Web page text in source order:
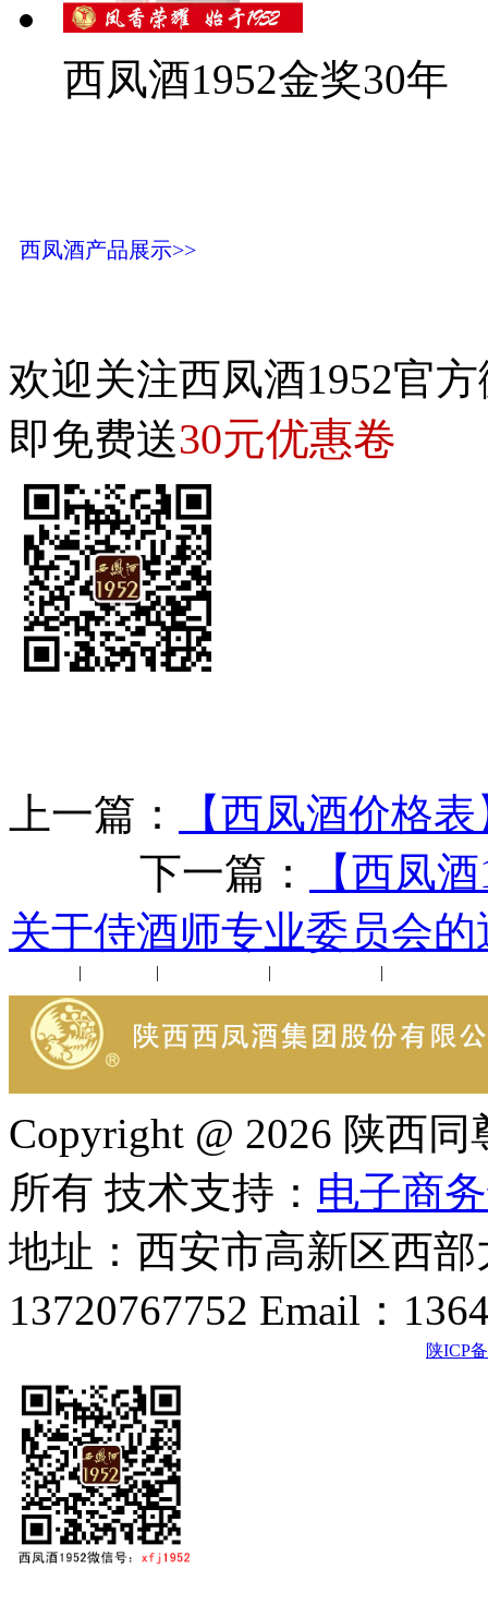
西凤酒1952金奖30年
西凤酒产品展示>>
欢迎关注西凤酒1952官
即免费送30元优惠卷
上一篇：
【西凤酒价格
下一篇：
【西凤
关于侍酒师专业委员会的
| | | |
Copyright @ 2026 陕西
所有 技术支持： 电子商
地址：西安市高新区西
13720767752 Email：
陕ICP